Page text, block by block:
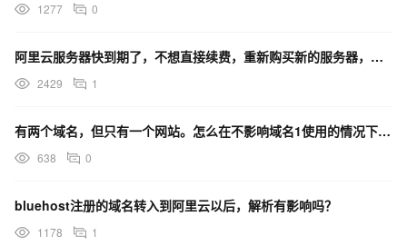
1277 0
阿里云服务器快到期了，不想直接续费，重新购买新的服务器，那么原来的域名备案会有影响吗？
2429 1
有两个域名，但只有一个网站。怎么在不影响域名1使用的情况下添加域名2
638 0
bluehost注册的域名转入到阿里云以后，解析有影响吗？
1178 1